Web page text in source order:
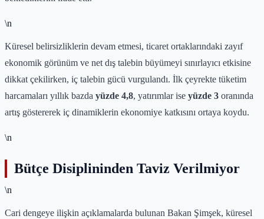
\n
Küresel belirsizliklerin devam etmesi, ticaret ortaklarındaki zayıf
ekonomik görünüm ve net dış talebin büyümeyi sınırlayıcı etkisine
dikkat çekilirken, iç talebin gücü vurgulandı. İlk çeyrekte tüketim
harcamaları yıllık bazda yüzde 4,8, yatırımlar ise yüzde 3 oranında
artış göstererek iç dinamiklerin ekonomiye katkısını ortaya koydu.
\n
Bütçe Disiplininden Taviz Verilmiyor
\n
Cari dengeye ilişkin açıklamalarda bulunan Bakan Şimşek, küresel